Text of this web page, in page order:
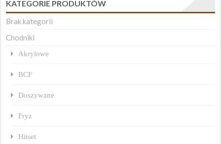
KATEGORIE PRODUKTÓW
Brak kategorii
Chodniki
Akrylowe
BCF
Doszywane
Fryz
Hitset